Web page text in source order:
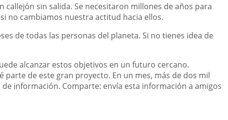
sin salida. Se necesitaron millones de años para
no cambiamos nuestra actitud hacia ellos.
de todas las personas del planeta. Si no tienes idea de
alcanzar estos objetivos en un futuro cercano.
de este gran proyecto. En un mes, más de dos mil
información. Comparte: envía esta información a amigos